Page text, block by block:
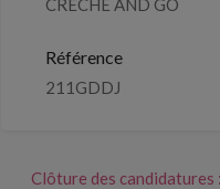
CRECHE AND GO
Référence
211GDDJ
Clôture des